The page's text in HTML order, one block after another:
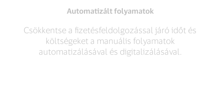
Automatizált folyamatok
Csökkentse a fizetésfeldolgozással járó időt és
költségeket a manuális folyamatok
automatizálásával és digitalizálásával.